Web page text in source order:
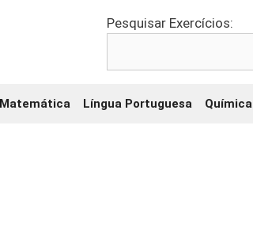
Pesquisar Exercícios:
Matemática Língua Portuguesa Química